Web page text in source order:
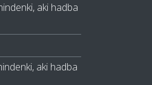
aki hadba
aki hadba